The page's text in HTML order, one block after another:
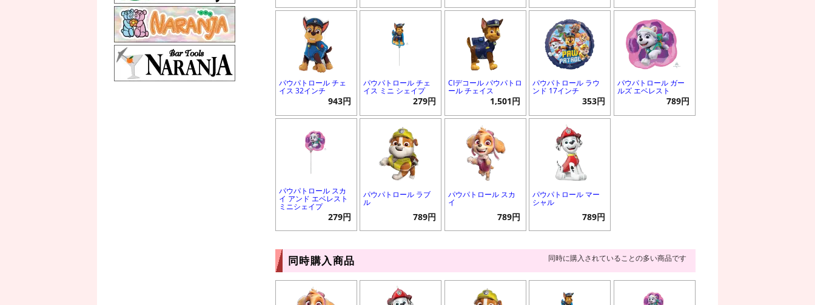
パウパトロール チェ
イス 32インチ
943円
パウパトロール チェ
イス ミニ シェイプ
279円
CIデコール パウパトロ
ール チェイス
1,501円
パウパトロール ラウ
ンド 17インチ
353円
パウパトロール ガー
ルズ エベレスト
789円
パウパトロール スカ
イ アンド エベレスト
ミニシェイプ
279円
パウパトロール ラブ
ル
789円
パウパトロール スカ
イ
789円
パウパトロール マー
シャル
789円
同時購入商品 同時に購入されていることの多い商品です